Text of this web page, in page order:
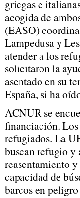
griegas e
acogida de
(EASO)
Lampedusa y
atender a los
solicitaron la
asentado en su
España, si ha
ACNUR se
financiación. Los
refugiados. La
buscan refugio y
reasentamiento
capacidad de
barcos en